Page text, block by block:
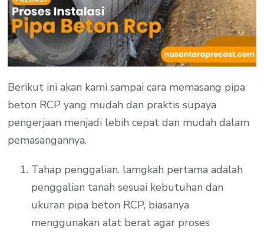
Berikut ini akan kami sampai cara memasang pipa
beton RCP yang mudah dan praktis supaya
pengerjaan menjadi lebih cepat dan mudah dalam
pemasangannya.
Tahap penggalian. lamgkah pertama adalah
penggalian tanah sesuai kebutuhan dan
ukuran pipa beton RCP, biasanya
menggunakan alat berat agar proses